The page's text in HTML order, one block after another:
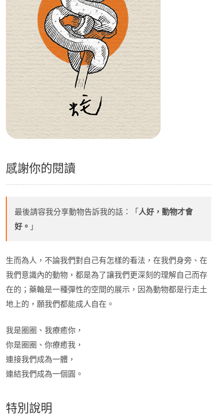
感謝你的閱讀
最後請容我分享動物告訴我的話：「人好，動物才會
好。 」
生而為人，不論我們對自己有怎樣的看法，在我們身旁、在
我們意識內的動物，都是為了讓我們更深刻的理解自己而存
在的；藥輪是一種彈性的空間的展示，因為動物都是行走土
地上的，願我們都能成人自在。
我是圈圈、我療癒你，
你是圈圈、你療癒我，
連接我們成為一體，
連結我們成為一個圓。
特別說明